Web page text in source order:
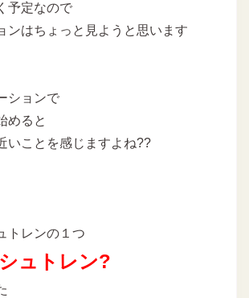
予定なので
ンはちょっと見ようと思います
ションで
めると
いことを感じますよね??
トレンの１つ
ュトレン?